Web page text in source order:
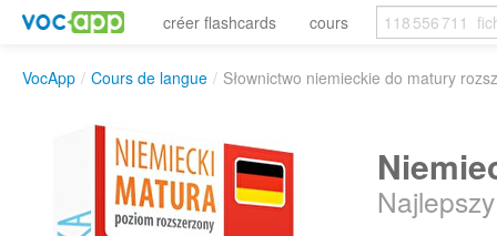
créer flashcards cours
VocApp / Cours de langue / Słownictwo niemieckie do matury